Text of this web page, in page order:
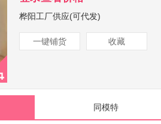
桦阳工厂供应(可代发)
一键铺货 收藏
同模特